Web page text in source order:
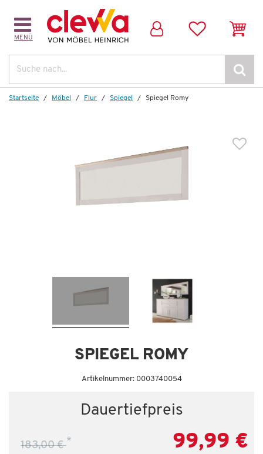
MENÜ
Startseite Möbel Flur Spiegel Spiegel Romy
SPIEGEL ROMY
Artikelnummer: 0003740054
Dauertiefpreis
183,00 €* 99,99 €
Weitere Artikel aus der Serie
Ausziehtisch